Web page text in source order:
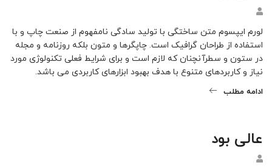
لورم ایپسوم متن ساختگی با تولید سادگی نامفهوم از صنعت چاپ و با
استفاده از طراحان گرافیک است. چاپگرها و متون بلکه روزنامه و مجله
در ستون و سطرآنچنان که لازم است و برای شرایط فعلی تکنولوژی مورد
نیاز و کاربردهای متنوع با هدف بهبود ابزارهای کاربردی می باشد.
ادامه مطلب
عالی بود